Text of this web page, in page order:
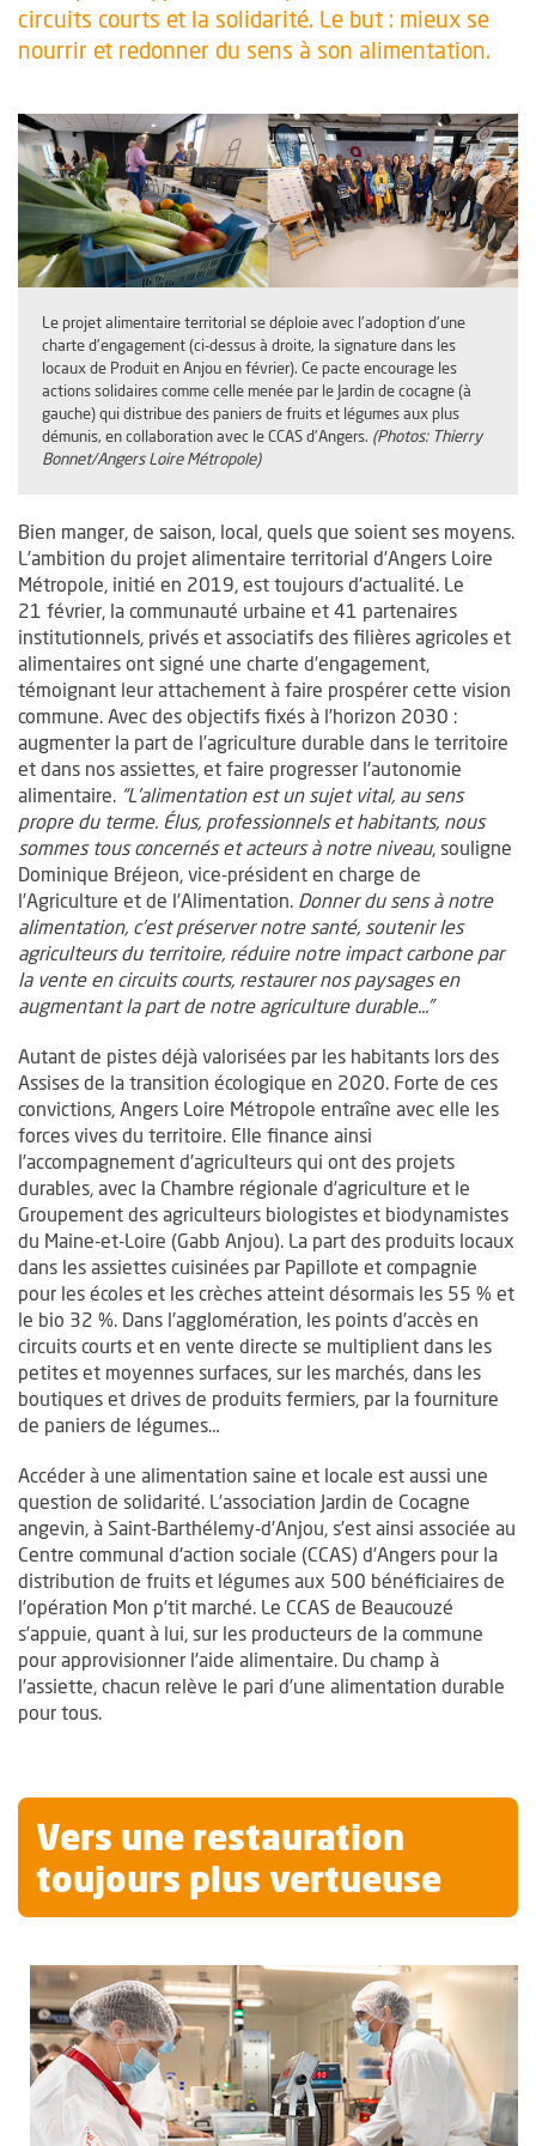
circuits courts et la solidarité. Le but : mieux se
nourrir et redonner du sens à son alimentation.
Le projet alimentaire territorial se déploie avec l'adoption d'une
charte d'engagement (ci-dessus à droite, la signature dans les
locaux de Produit en Anjou en février). Ce pacte encourage les
actions solidaires comme celle menée par le Jardin de cocagne (à
gauche) qui distribue des paniers de fruits et légumes aux plus
démunis, en collaboration avec le CCAS d'Angers. (Photos: Thierry
Bonnet/Angers Loire Métropole)
Bien manger, de saison, local, quels que soient ses moyens.
L’ambition du projet alimentaire territorial d’Angers Loire
Métropole, initié en 2019, est toujours d'actualité. Le
21 février, la communauté urbaine et 41 partenaires
institutionnels, privés et associatifs des filières agricoles et
alimentaires ont signé une charte d’engagement,
témoignant leur attachement à faire prospérer cette vision
commune. Avec des objectifs fixés à l’horizon 2030 :
augmenter la part de l’agriculture durable dans le territoire
et dans nos assiettes, et faire progresser l'autonomie
alimentaire. “L’alimentation est un sujet vital, au sens
propre du terme. Élus, professionnels et habitants, nous
sommes tous concernés et acteurs à notre niveau, souligne
Dominique Bréjeon, vice-président en charge de
l’Agriculture et de l’Alimentation. Donner du sens à notre
alimentation, c’est préserver notre santé, soutenir les
agriculteurs du territoire, réduire notre impact carbone par
la vente en circuits courts, restaurer nos paysages en
augmentant la part de notre agriculture durable...”
Autant de pistes déjà valorisées par les habitants lors des
Assises de la transition écologique en 2020. Forte de ces
convictions, Angers Loire Métropole entraîne avec elle les
forces vives du territoire. Elle finance ainsi
l’accompagnement d’agriculteurs qui ont des projets
durables, avec la Chambre régionale d’agriculture et le
Groupement des agriculteurs biologistes et biodynamistes
du Maine-et-Loire (Gabb Anjou). La part des produits locaux
dans les assiettes cuisinées par Papillote et compagnie
pour les écoles et les crèches atteint désormais les 55 % et
le bio 32 %. Dans l’agglomération, les points d’accès en
circuits courts et en vente directe se multiplient dans les
petites et moyennes surfaces, sur les marchés, dans les
boutiques et drives de produits fermiers, par la fourniture
de paniers de légumes…
Accéder à une alimentation saine et locale est aussi une
question de solidarité. L’association Jardin de Cocagne
angevin, à Saint-Barthélemy-d’Anjou, s’est ainsi associée au
Centre communal d'action sociale (CCAS) d’Angers pour la
distribution de fruits et légumes aux 500 bénéficiaires de
l’opération Mon p’tit marché. Le CCAS de Beaucouzé
s’appuie, quant à lui, sur les producteurs de la commune
pour approvisionner l’aide alimentaire. Du champ à
l’assiette, chacun relève le pari d’une alimentation durable
pour tous.
Vers une restauration
toujours plus vertueuse